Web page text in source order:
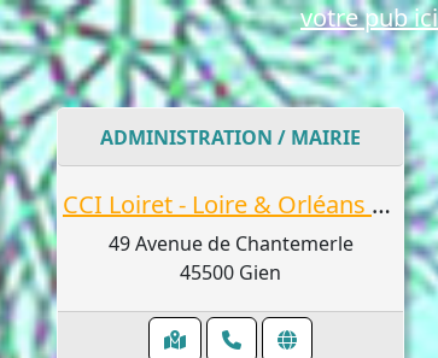
votre pub ici
ADMINISTRATION / MAIRIE
CCI Loiret - Loire & Orléans Eco
49 Avenue de Chantemerle
45500 Gien